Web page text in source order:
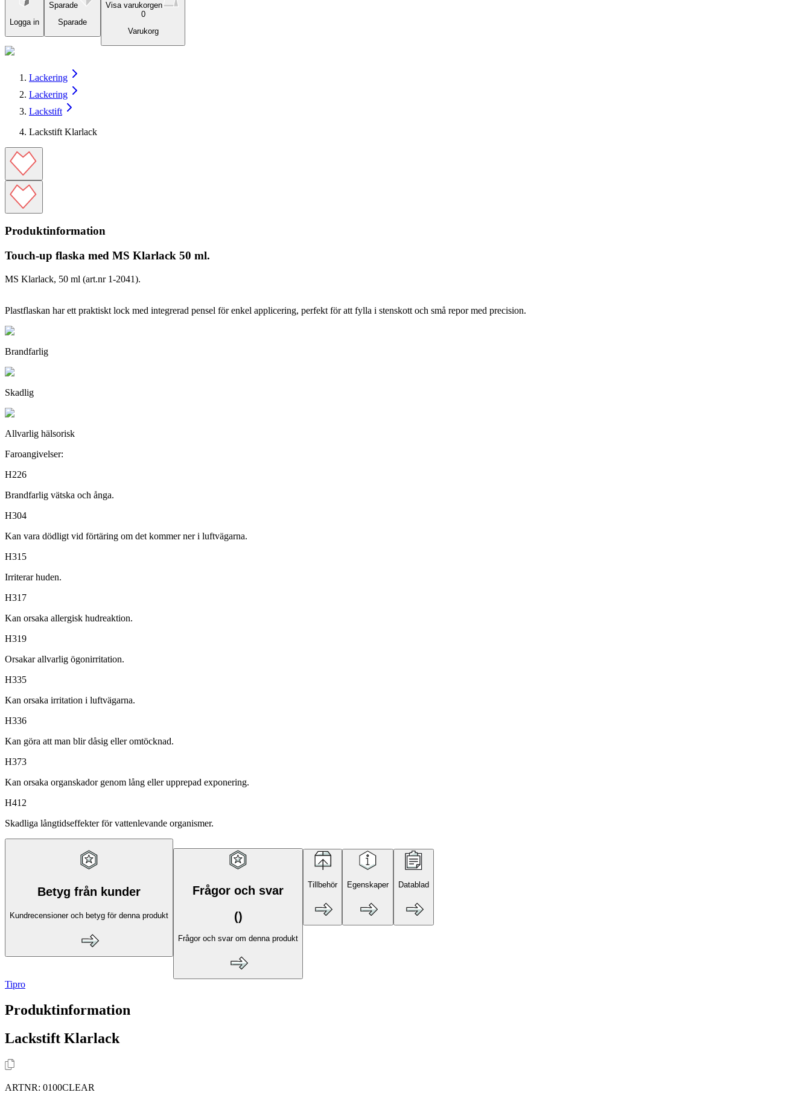
Logga in
Sparade
Sparade
Visa varukorgen
0
Varukorg
Lackering
Lackering
Lackstift
Lackstift Klarlack
Produktinformation
Touch-up flaska med MS Klarlack 50 ml.
MS Klarlack, 50 ml (art.nr 1-2041).
Plastflaskan har ett praktiskt lock med integrerad pensel för enkel applicering, perfekt för att fylla i stenskott och små repor med precision.
Brandfarlig
Skadlig
Allvarlig hälsorisk
Faroangivelser:
H226
Brandfarlig vätska och ånga.
H304
Kan vara dödligt vid förtäring om det kommer ner i luftvägarna.
H315
Irriterar huden.
H317
Kan orsaka allergisk hudreaktion.
H319
Orsakar allvarlig ögonirritation.
H335
Kan orsaka irritation i luftvägarna.
H336
Kan göra att man blir dåsig eller omtöcknad.
H373
Kan orsaka organskador genom lång eller upprepad exponering.
H412
Skadliga långtidseffekter för vattenlevande organismer.
Betyg från kunder
Kundrecensioner och betyg för denna produkt
Frågor och svar
()
Frågor och svar om denna produkt
Tillbehör Egenskaper Datablad
Tipro
Produktinformation
Lackstift Klarlack
ARTNR: 0100CLEAR